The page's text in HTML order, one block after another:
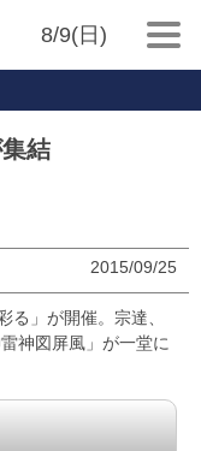
8/9(日)
結
2015/09/25
る」が開催。宗達、
神図屏風」が一堂に